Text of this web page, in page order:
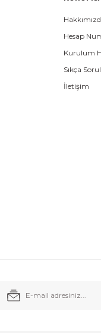
Hesap
Kurulum
Sıkça
İletişim